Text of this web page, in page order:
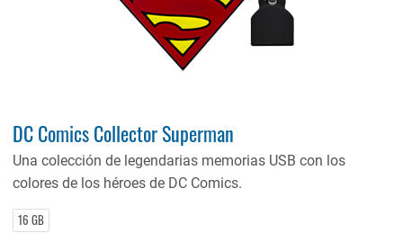
DC Comics Collector Superman
Una colección de legendarias memorias USB con los
colores de los héroes de DC Comics.
16 GB